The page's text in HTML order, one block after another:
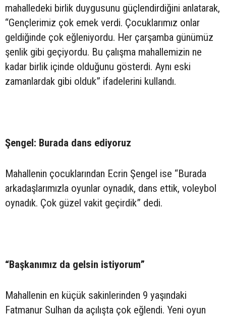
mahalledeki birlik duygusunu güçlendirdiğini anlatarak,
“Gençlerimiz çok emek verdi. Çocuklarımız onlar
geldiğinde çok eğleniyordu. Her çarşamba günümüz
şenlik gibi geçiyordu. Bu çalışma mahallemizin ne
kadar birlik içinde olduğunu gösterdi. Aynı eski
zamanlardak gibi olduk” ifadelerini kullandı.
Şengel: Burada dans ediyoruz
Mahallenin çocuklarından Ecrin Şengel ise “Burada
arkadaşlarımızla oyunlar oynadık, dans ettik, voleybol
oynadık. Çok güzel vakit geçirdik” dedi.
“Başkanımız da gelsin istiyorum”
Mahallenin en küçük sakinlerinden 9 yaşındaki
Fatmanur Sulhan da açılışta çok eğlendi. Yeni oyun